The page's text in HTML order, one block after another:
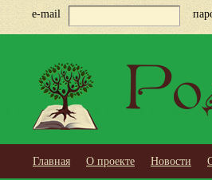
e-mail
Главная О проекте Новости